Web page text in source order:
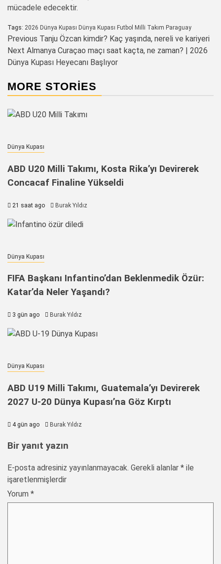
mücadele edecektir.
Tags: 2026 Dünya Kupası Dünya Kupası Futbol Milli Takım Paraguay
Post
navigation
Previous Tanju Özcan kimdir? Kaç yaşında, nereli ve kariyeri
Next Almanya Curaçao maçı saat kaçta, ne zaman? | 2026
Dünya Kupası Heyecanı Başlıyor
MORE STORIES
Dünya Kupası
ABD U20 Milli Takımı, Kosta Rika’yı Devirerek
Concacaf Finaline Yükseldi
21 saat ago Burak Yıldız
Dünya Kupası
FIFA Başkanı Infantino’dan Beklenmedik Özür:
Katar’da Neler Yaşandı?
3 gün ago Burak Yıldız
Dünya Kupası
ABD U19 Milli Takımı, Guatemala’yı Devirerek
2027 U-20 Dünya Kupası’na Göz Kırptı
4 gün ago Burak Yıldız
Bir yanıt yazın
E-posta adresiniz yayınlanmayacak. Gerekli alanlar * ile
işaretlenmişlerdir
Yorum *